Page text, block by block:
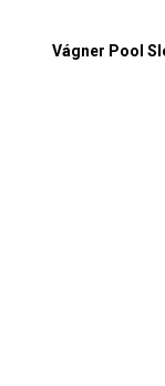
Vágner Pool